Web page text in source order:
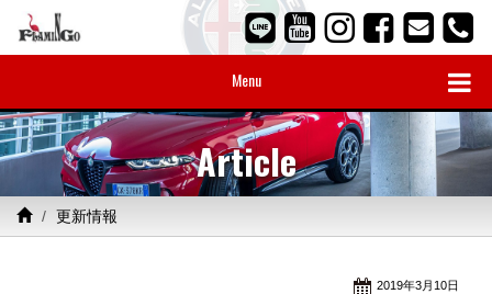
Menu
Article
更新情報
2019年3月10日